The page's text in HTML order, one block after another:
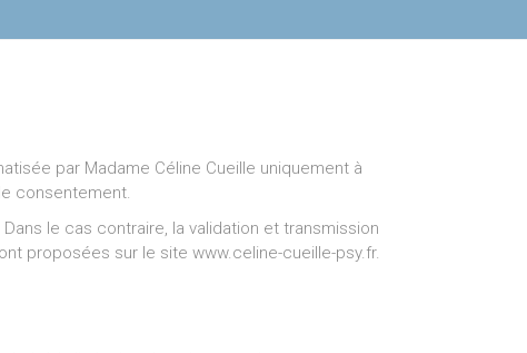
par Madame Céline Cueille uniquement à
consentement.
le cas contraire, la validation et transmission
proposées sur le site www.celine-cueille-psy.fr.